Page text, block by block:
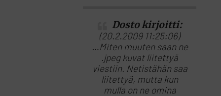
Dosto kirjoitti:
(20.2.2009 11:25:06)
…Miten muuten saan ne
.jpeg kuvat liitettyä
viestiin. Netistähän saa
liitettyä, mutta kun
mulla on ne omina